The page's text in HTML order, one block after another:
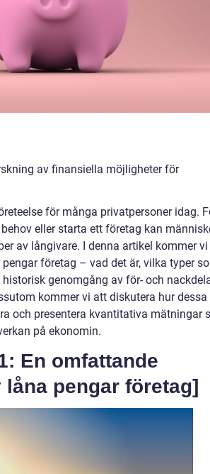
av finansiella möjligheter för
för många privatpersoner idag.
eller starta ett företag kan
av långivare. I denna artikel kommer
företag – vad det är, vilka typer
genomgång av för- och
kommer vi att diskutera hur
och presentera kvantitativa mätningar
på ekonomin.
En omfattande
pengar företag]